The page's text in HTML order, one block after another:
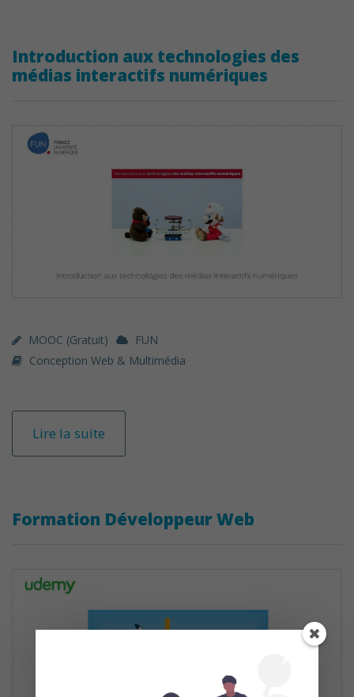
Introduction aux technologies des
médias interactifs numériques
MOOC (gratuit)
FUN
Conception Web & Multimédia
Lire la suite
Formation Développeur Web